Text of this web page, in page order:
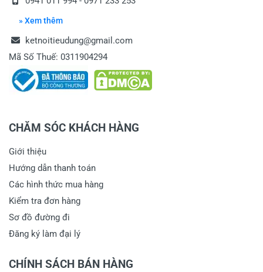
» Xem thêm
ketnoitieudung@gmail.com
Mã Số Thuế: 0311904294
CHĂM SÓC KHÁCH HÀNG
Giới thiệu
Hướng dẫn thanh toán
Các hình thức mua hàng
Kiểm tra đơn hàng
Sơ đồ đường đi
Đăng ký làm đại lý
CHÍNH SÁCH BÁN HÀNG